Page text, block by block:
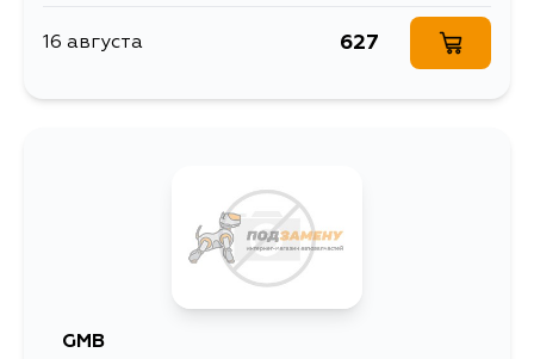
16 августа 627
GMB